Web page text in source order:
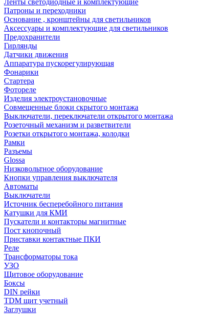
Ленты светодиодные и комплектующие
Патроны и переходники
Основание , кронштейны для светильников
Аксессуары и комплектующие для светильников
Предохранители
Гирлянды
Датчики движения
Аппаратура пускорегулирующая
Фонарики
Стартера
Фотореле
Изделия электроустановочные
Совмещенные блоки скрытого монтажа
Выключатели, переключатели открытого монтажа
Розеточный механизм и разветвители
Розетки открытого монтажа, колодки
Рамки
Разъемы
Glossa
Низковольтное оборудование
Кнопки управления выключателя
Автоматы
Выключатели
Источник бесперебойного питания
Катушки для КМИ
Пускатели и контакторы магнитные
Пост кнопочный
Приставки контактные ПКИ
Реле
Трансформаторы тока
УЗО
Щитовое оборудование
Боксы
DIN рейки
TDM щит учетный
Заглушки